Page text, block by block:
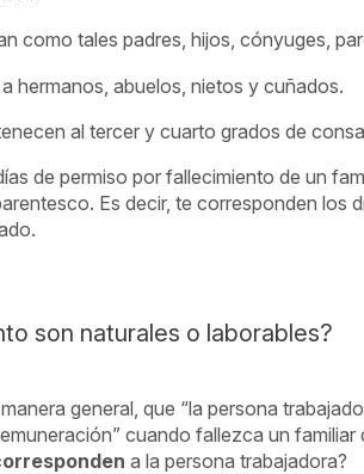
como tales padres, hijos, cónyuges,
hermanos, abuelos, nietos y cuñados.
al tercer y cuarto grados de
de permiso por fallecimiento de un
Es decir, te corresponden los
son naturales o laborables?
general, que “la persona
cuando fallezca un familiar
a la persona trabajadora?